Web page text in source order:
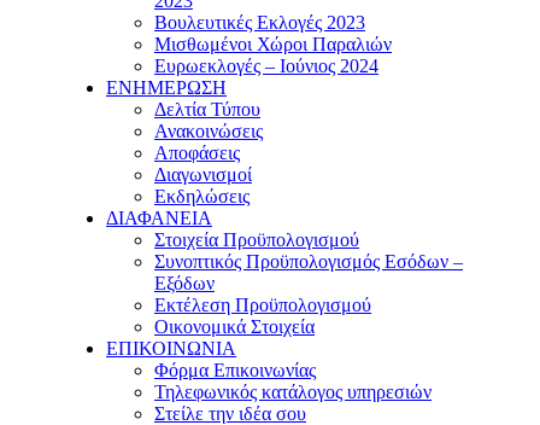
Βουλευτικές Εκλογές 2023
Μισθωμένοι Χώροι Παραλιών
Ευρωεκλογές – Ιούνιος 2024
ΕΝΗΜΕΡΩΣΗ
Δελτία Τύπου
Ανακοινώσεις
Αποφάσεις
Διαγωνισμοί
Εκδηλώσεις
ΔΙΑΦΑΝΕΙΑ
Στοιχεία Προϋπολογισμού
Συνοπτικός Προϋπολογισμός Εσόδων –
Εξόδων
Εκτέλεση Προϋπολογισμού
Οικονομικά Στοιχεία
ΕΠΙΚΟΙΝΩΝΙΑ
Φόρμα Επικοινωνίας
Τηλεφωνικός κατάλογος υπηρεσιών
Στείλε την ιδέα σου